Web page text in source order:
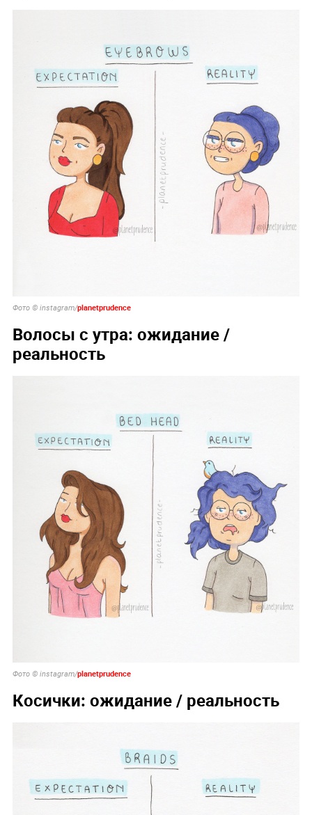
Фото © instagram/planetprudence
Волосы с утра: ожидание /
реальность
Фото © instagram/planetprudence
Косички: ожидание / реальность